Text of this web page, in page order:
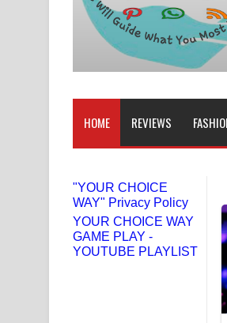
Ankeliya Song
DEAR GOD Song
MANAMALA
Niwuna Numba
Numba Dun Aadare
Liyamuda Dan
Doni Song Lyrics -
HOME REVIEWS
"YOUR CHOICE
WAY" Privacy Policy
YOUR CHOICE WAY
GAME PLAY -
YOUTUBE PLAYLIST